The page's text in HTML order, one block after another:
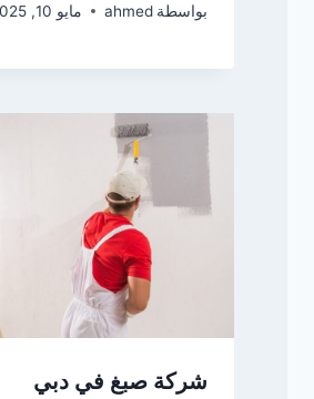
بواسطة ahmed مايو 10, 2025
شركة صبغ في دبي